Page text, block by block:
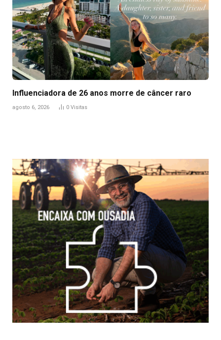
Influenciadora de 26 anos morre de câncer raro
agosto 6, 2026 0 Visitas